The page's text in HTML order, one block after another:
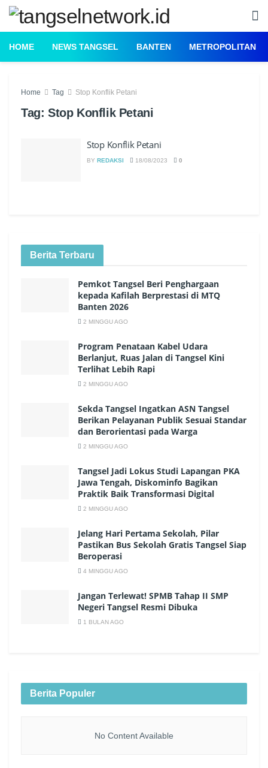
HOME NEWS TANGSEL BANTEN METROPOLITAN
Home Tag Stop Konflik Petani
Tag: Stop Konflik Petani
Stop Konflik Petani
BY REDAKSI 18/08/2023 0
Berita Terbaru
Pemkot Tangsel Beri Penghargaan
kepada Kafilah Berprestasi di MTQ
Banten 2026
2 MINGGU AGO
Program Penataan Kabel Udara
Berlanjut, Ruas Jalan di Tangsel Kini
Terlihat Lebih Rapi
2 MINGGU AGO
Sekda Tangsel Ingatkan ASN Tangsel
Berikan Pelayanan Publik Sesuai Standar
dan Berorientasi pada Warga
2 MINGGU AGO
Tangsel Jadi Lokus Studi Lapangan PKA
Jawa Tengah, Diskominfo Bagikan
Praktik Baik Transformasi Digital
2 MINGGU AGO
Jelang Hari Pertama Sekolah, Pilar
Pastikan Bus Sekolah Gratis Tangsel Siap
Beroperasi
4 MINGGU AGO
Jangan Terlewat! SPMB Tahap II SMP
Negeri Tangsel Resmi Dibuka
1 BULAN AGO
Berita Populer
No Content Available